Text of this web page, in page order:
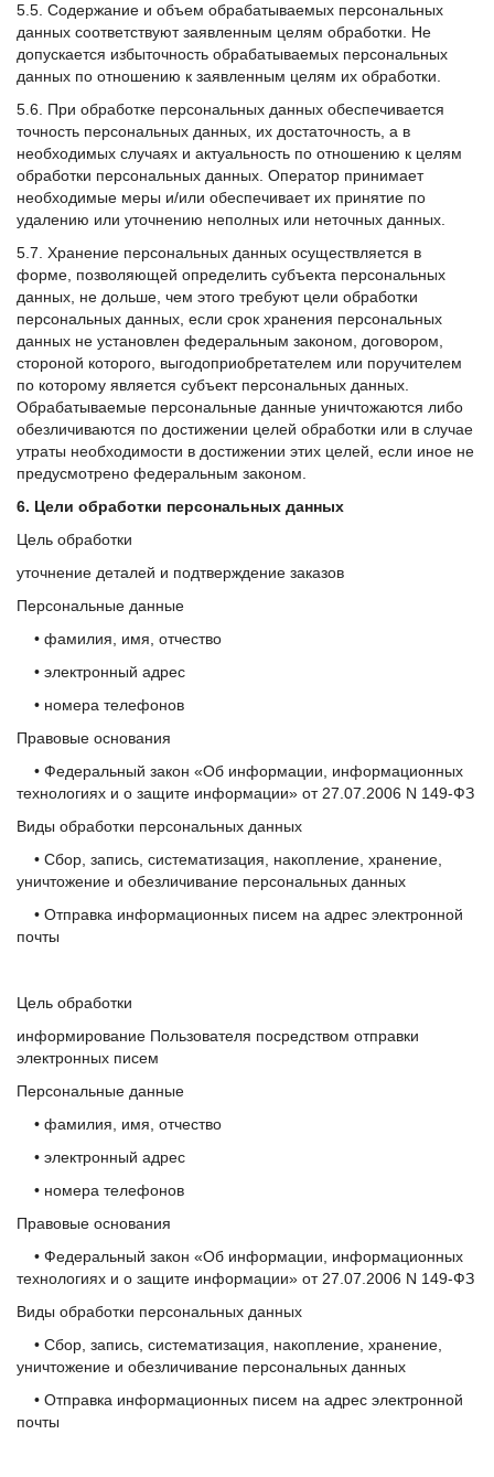
5.5. Содержание и объем обрабатываемых персональных
данных соответствуют заявленным целям обработки. Не
допускается избыточность обрабатываемых персональных
данных по отношению к заявленным целям их обработки.
5.6. При обработке персональных данных обеспечивается
точность персональных данных, их достаточность, а в
необходимых случаях и актуальность по отношению к целям
обработки персональных данных. Оператор принимает
необходимые меры и/или обеспечивает их принятие по
удалению или уточнению неполных или неточных данных.
5.7. Хранение персональных данных осуществляется в
форме, позволяющей определить субъекта персональных
данных, не дольше, чем этого требуют цели обработки
персональных данных, если срок хранения персональных
данных не установлен федеральным законом, договором,
стороной которого, выгодоприобретателем или поручителем
по которому является субъект персональных данных.
Обрабатываемые персональные данные уничтожаются либо
обезличиваются по достижении целей обработки или в случае
утраты необходимости в достижении этих целей, если иное не
предусмотрено федеральным законом.
6. Цели обработки персональных данных
Цель обработки
уточнение деталей и подтверждение заказов
Персональные данные
• фамилия, имя, отчество
• электронный адрес
• номера телефонов
Правовые основания
• Федеральный закон «Об информации, информационных
технологиях и о защите информации» от 27.07.2006 N 149-ФЗ
Виды обработки персональных данных
• Сбор, запись, систематизация, накопление, хранение,
уничтожение и обезличивание персональных данных
• Отправка информационных писем на адрес электронной
почты
Цель обработки
информирование Пользователя посредством отправки
электронных писем
Персональные данные
• фамилия, имя, отчество
• электронный адрес
• номера телефонов
Правовые основания
• Федеральный закон «Об информации, информационных
технологиях и о защите информации» от 27.07.2006 N 149-ФЗ
Виды обработки персональных данных
• Сбор, запись, систематизация, накопление, хранение,
уничтожение и обезличивание персональных данных
• Отправка информационных писем на адрес электронной
почты